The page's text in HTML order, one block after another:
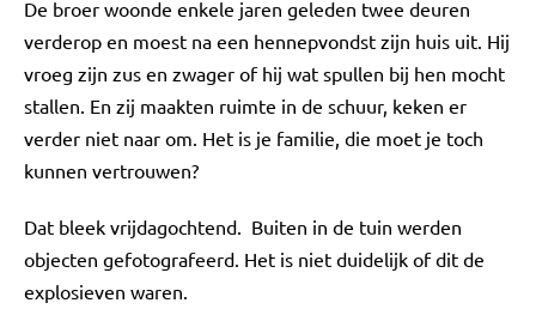
De broer woonde enkele jaren geleden twee deuren
verderop en moest na een hennepvondst zijn huis uit. Hij
vroeg zijn zus en zwager of hij wat spullen bij hen mocht
stallen. En zij maakten ruimte in de schuur, keken er
verder niet naar om. Het is je familie, die moet je toch
kunnen vertrouwen?
Dat bleek vrijdagochtend. Buiten in de tuin werden
objecten gefotografeerd. Het is niet duidelijk of dit de
explosieven waren.